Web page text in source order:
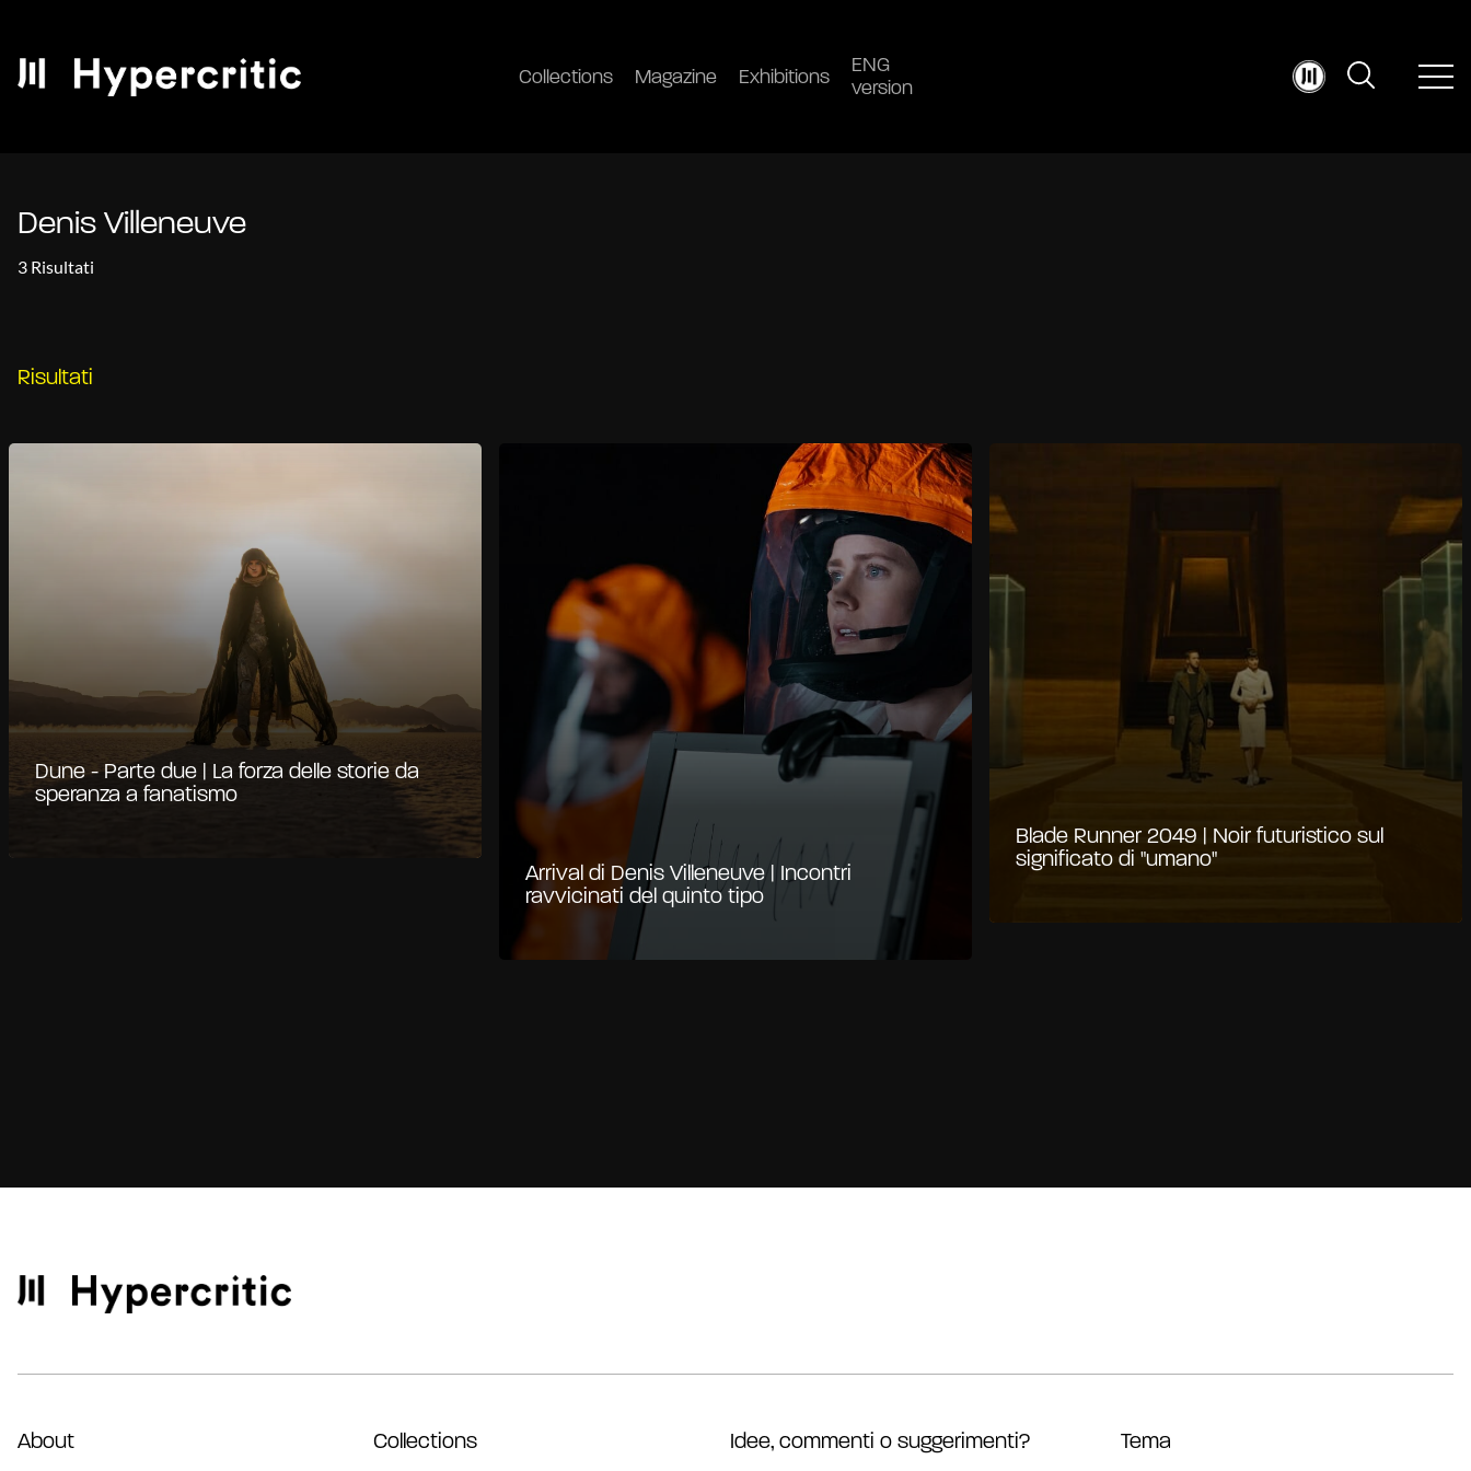
Collections Magazine Exhibitions
ENG
version
Denis Villeneuve
3 Risultati
Risultati
Dune - Parte due | La forza delle storie da
speranza a fanatismo
Arrival di Denis Villeneuve | Incontri
ravvicinati del quinto tipo
Blade Runner 2049 | Noir futuristico sul
significato di "umano"
About Collections Idee, commenti o suggerimenti? Tema